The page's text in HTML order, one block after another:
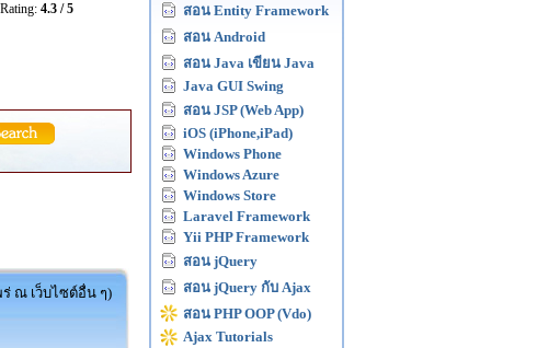
4.3 / 5
ร่ ณ เว็บไซต์อื่น ๆ)
สอน Entity Framework
สอน Android
สอน Java เขียน Java
Java GUI Swing
สอน JSP (Web App)
iOS (iPhone,iPad)
Windows Phone
Windows Azure
Windows Store
Laravel Framework
Yii PHP Framework
สอน jQuery
สอน jQuery กับ Ajax
สอน PHP OOP (Vdo)
Ajax Tutorials